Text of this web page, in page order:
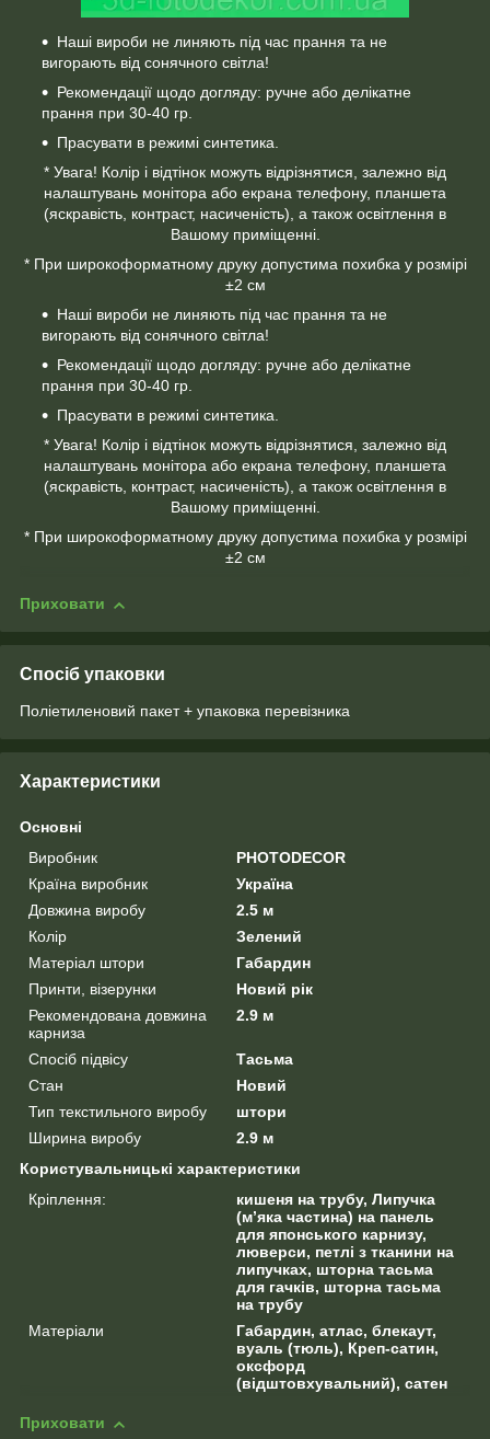
Наші вироби не линяють під час прання та не
вигорають від сонячного світла!
Рекомендації щодо догляду: ручне або делікатне
прання при 30-40 гр.
Прасувати в режимі синтетика.
* Увага! Колір і відтінок можуть відрізнятися, залежно від
налаштувань монітора або екрана телефону, планшета
(яскравість, контраст, насиченість), а також освітлення в
Вашому приміщенні.
* При широкоформатному друку допустима похибка у розмірі
±2 см
Наші вироби не линяють під час прання та не
вигорають від сонячного світла!
Рекомендації щодо догляду: ручне або делікатне
прання при 30-40 гр.
Прасувати в режимі синтетика.
* Увага! Колір і відтінок можуть відрізнятися, залежно від
налаштувань монітора або екрана телефону, планшета
(яскравість, контраст, насиченість), а також освітлення в
Вашому приміщенні.
* При широкоформатному друку допустима похибка у розмірі
±2 см
Приховати
Спосіб упаковки
Поліетиленовий пакет + упаковка перевізника
Характеристики
Основні
Виробник
PHOTODECOR
Країна виробник
Україна
Довжина виробу
2.5 м
Колір
Зелений
Матеріал штори
Габардин
Принти, візерунки
Новий рік
Рекомендована довжина
карниза
2.9 м
Спосіб підвісу
Тасьма
Стан
Новий
Тип текстильного виробу
штори
Ширина виробу
2.9 м
Користувальницькі характеристики
Кріплення:
кишеня на трубу, Липучка
(м’яка частина) на панель
для японського карнизу,
люверси, петлі з тканини на
липучках, шторна тасьма
для гачків, шторна тасьма
на трубу
Матеріали
Габардин, атлас, блекаут,
вуаль (тюль), Креп-сатин,
оксфорд
(відштовхувальний), сатен
Приховати